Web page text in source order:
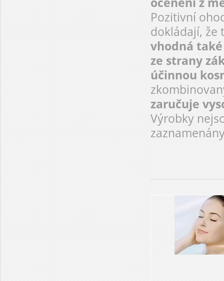
Pozitivní
dokládají, že
vhodná
ze strany
účinnou
zaručuje
Výrobky